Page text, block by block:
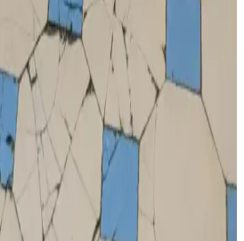
Konfor ve Stil Sunan Güncel
nefes alabilir malzemeleriyle konfor,
stil sunar. Günlük ve spor
seçenekler içerir.
Seçenekleri: Çanta ve
Yaratmak
önerileri arasında şık ve kullanışlı
bulunuyor. İlgi ve yaşa uygun seçimlerle